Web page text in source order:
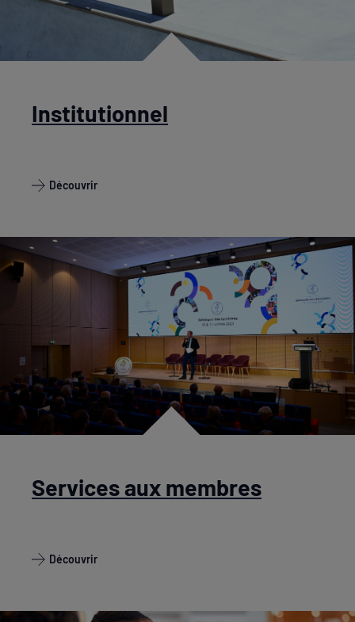
Institutionnel
Découvrir
Services aux membres
Découvrir